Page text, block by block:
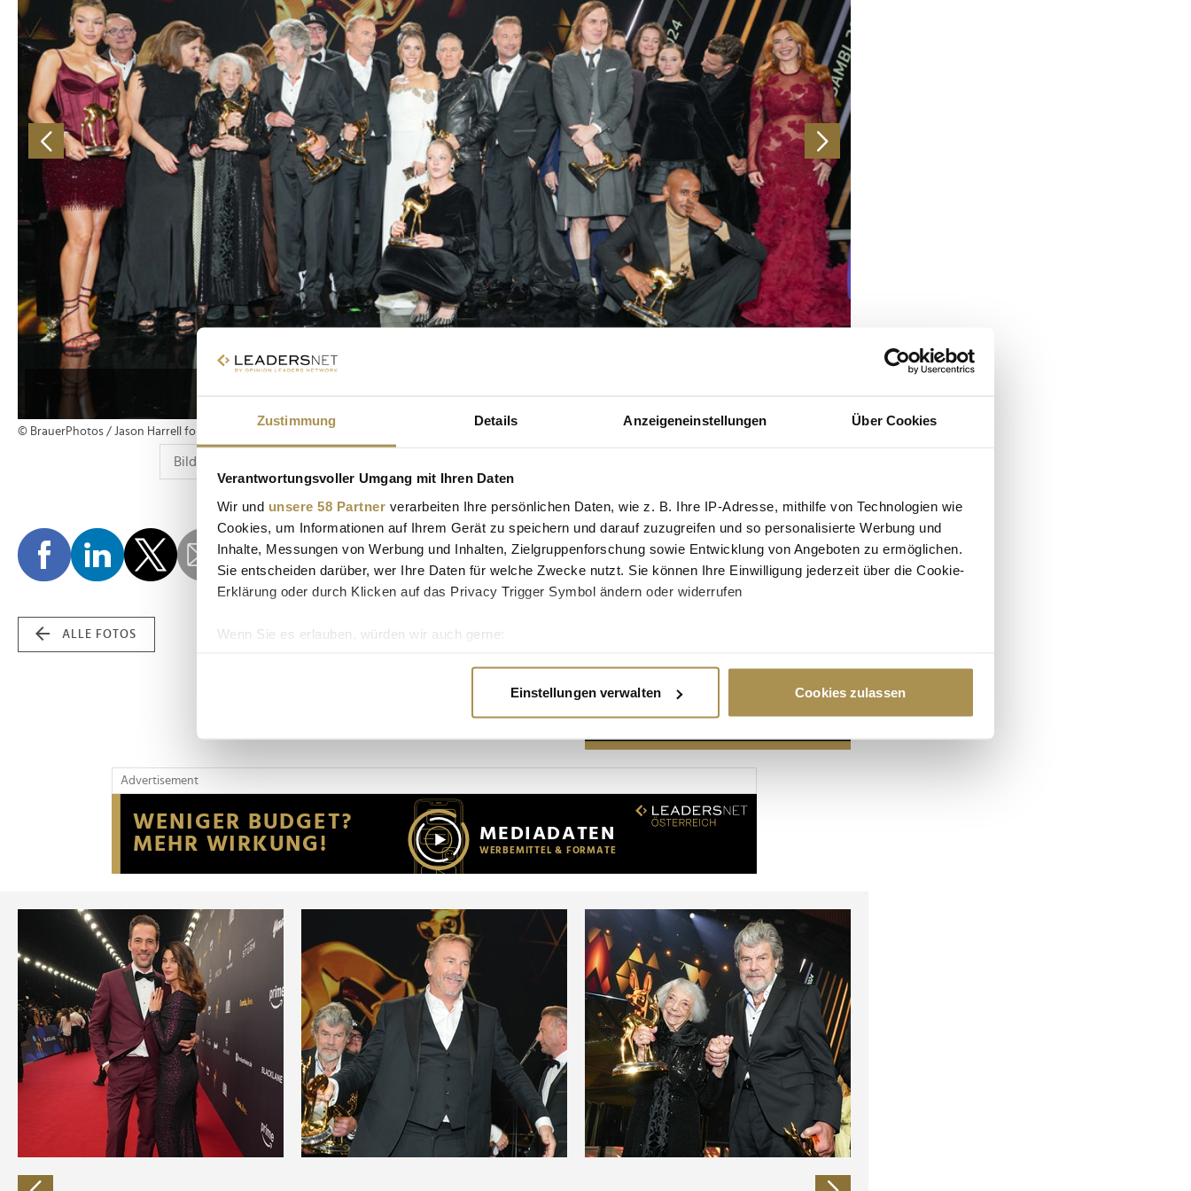
Zustimmung Details Anzeigeneinstellungen Über Cookies
Verantwortungsvoller Umgang mit Ihren Daten
Wir und unsere 58 Partner verarbeiten Ihre persönlichen Daten, wie z. B. Ihre IP-Adresse, mithilfe von Technologien wie
Cookies, um Informationen auf Ihrem Gerät zu speichern und darauf zuzugreifen und so personalisierte Werbung und
Inhalte, Messungen von Werbung und Inhalten, Zielgruppenforschung sowie Entwicklung von Angeboten zu ermöglichen.
Sie entscheiden darüber, wer Ihre Daten für welche Zwecke nutzt. Sie können Ihre Einwilligung jederzeit über die Cookie-
Erklärung oder durch Klicken auf das Privacy Trigger Symbol ändern oder widerrufen
Wenn Sie es erlauben, würden wir auch gerne:
Erfahren Sie mehr darüber, wie Ihre persönlichen Daten verarbeitet werden, und legen Sie Ihre Präferenzen im
Wir verwenden Cookies, um Inhalte und Anzeigen zu personalisieren, Funktionen für soziale Medien anbieten zu können
Website an unsere Partner für soziale Medien, Werbung und Analysen weiter. Unsere Partner führen diese Informationen
möglicherweise mit weiteren Daten zusammen, die Sie ihnen bereitgestellt haben oder die sie im Rahmen Ihrer Nutzung
der Dienste gesammelt haben.
Einstellungen verwalten Cookies zulassen
© BrauerPhotos / Jason Harrell for Hubert Burda Media
ALLE FOTOS
Advertisement
Advertisement